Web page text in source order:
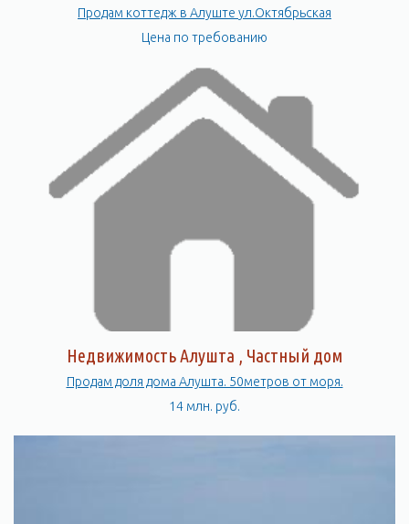
Продам коттедж в Алуште ул.Октябрьская
Цена по требованию
Недвижимость Алушта , Частный дом
Продам доля дома Алушта. 50метров от моря.
14 млн. руб.